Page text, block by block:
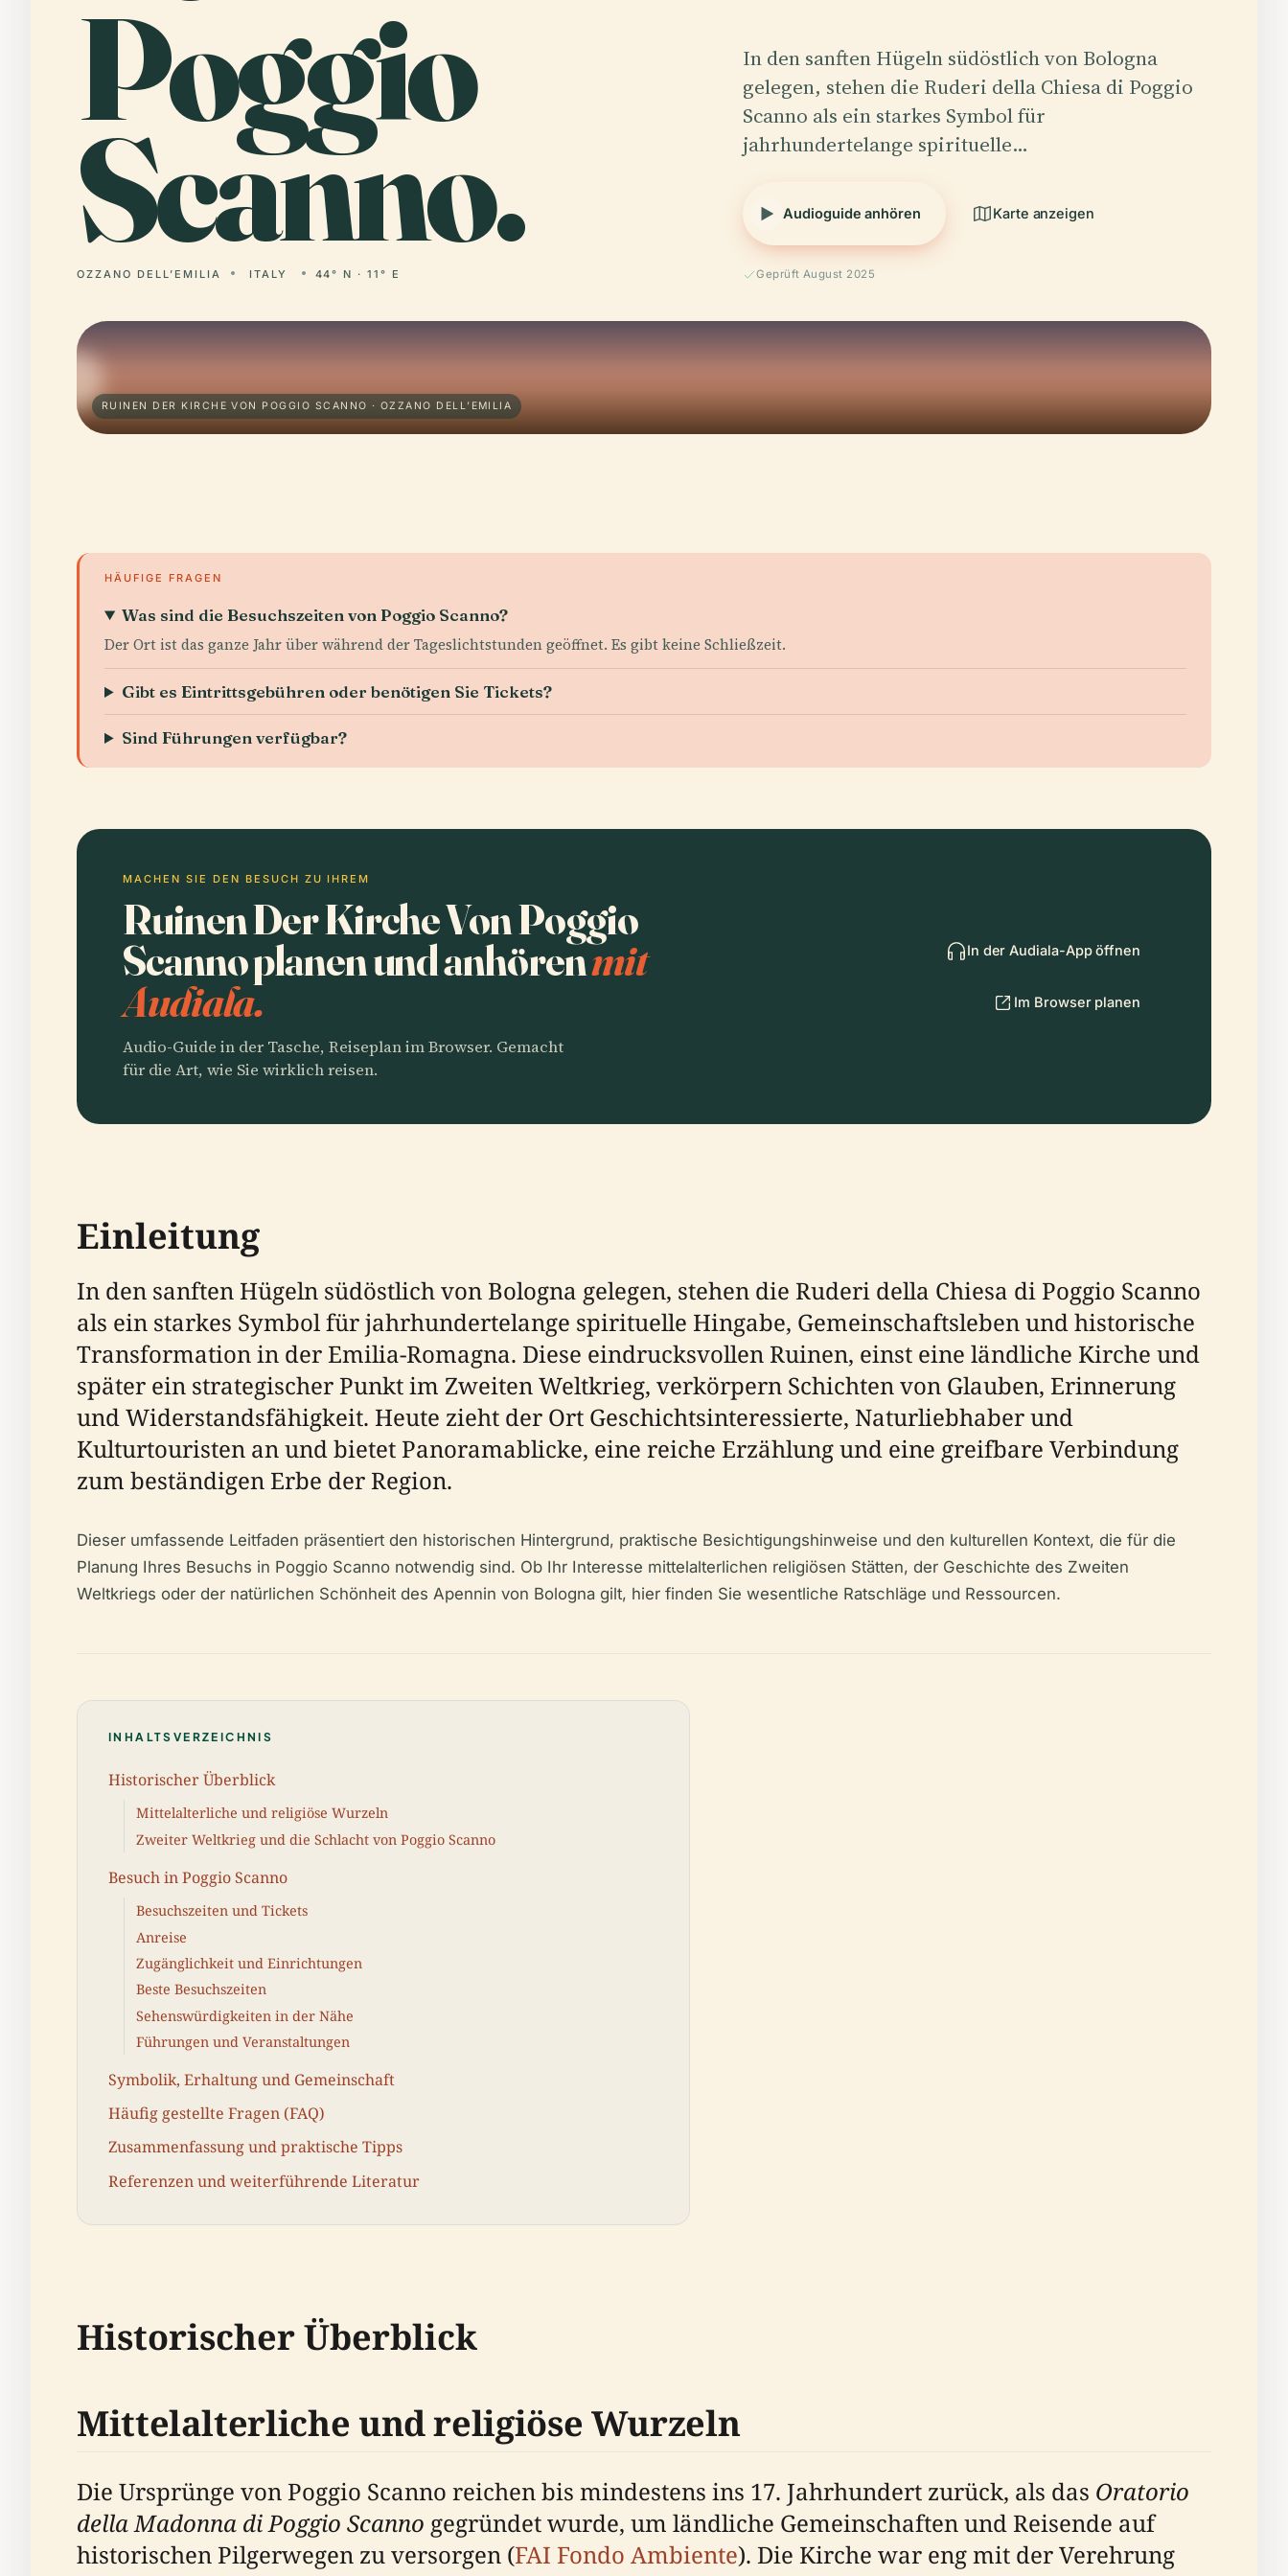
Poggio
Scanno.
OZZANO DELL’EMILIA ITALY 44° N · 11° E
In den sanften Hügeln südöstlich von Bologna
gelegen, stehen die Ruderi della Chiesa di Poggio
Scanno als ein starkes Symbol für
jahrhundertelange spirituelle…
Audioguide anhören Karte anzeigen
Geprüft August 2025
RUINEN DER KIRCHE VON POGGIO SCANNO · OZZANO DELL’EMILIA
HÄUFIGE FRAGEN
Was sind die Besuchszeiten von Poggio Scanno?
Der Ort ist das ganze Jahr über während der Tageslichtstunden geöffnet. Es gibt keine Schließzeit.
Gibt es Eintrittsgebühren oder benötigen Sie Tickets?
Sind Führungen verfügbar?
MACHEN SIE DEN BESUCH ZU IHREM
Ruinen Der Kirche Von Poggio
Scanno planen und anhörenmit
Audiala.
Audio-Guide in der Tasche, Reiseplan im Browser. Gemacht
für die Art, wie Sie wirklich reisen.
In der Audiala-App öffnen
Im Browser planen
Einleitung
In den sanften Hügeln südöstlich von Bologna gelegen, stehen die Ruderi della Chiesa di Poggio Scanno
als ein starkes Symbol für jahrhundertelange spirituelle Hingabe, Gemeinschaftsleben und historische
Transformation in der Emilia-Romagna. Diese eindrucksvollen Ruinen, einst eine ländliche Kirche und
später ein strategischer Punkt im Zweiten Weltkrieg, verkörpern Schichten von Glauben, Erinnerung
und Widerstandsfähigkeit. Heute zieht der Ort Geschichtsinteressierte, Naturliebhaber und
Kulturtouristen an und bietet Panoramablicke, eine reiche Erzählung und eine greifbare Verbindung
zum beständigen Erbe der Region.
Dieser umfassende Leitfaden präsentiert den historischen Hintergrund, praktische Besichtigungshinweise und den kulturellen Kontext, die für die
Planung Ihres Besuchs in Poggio Scanno notwendig sind. Ob Ihr Interesse mittelalterlichen religiösen Stätten, der Geschichte des Zweiten
Weltkriegs oder der natürlichen Schönheit des Apennin von Bologna gilt, hier finden Sie wesentliche Ratschläge und Ressourcen.
INHALTSVERZEICHNIS
Historischer Überblick
Mittelalterliche und religiöse Wurzeln
Zweiter Weltkrieg und die Schlacht von Poggio Scanno
Besuch in Poggio Scanno
Besuchszeiten und Tickets
Anreise
Zugänglichkeit und Einrichtungen
Beste Besuchszeiten
Sehenswürdigkeiten in der Nähe
Führungen und Veranstaltungen
Symbolik, Erhaltung und Gemeinschaft
Häufig gestellte Fragen (FAQ)
Zusammenfassung und praktische Tipps
Referenzen und weiterführende Literatur
Historischer Überblick
Mittelalterliche und religiöse Wurzeln
Die Ursprünge von Poggio Scanno reichen bis mindestens ins 17. Jahrhundert zurück, als das Oratorio
della Madonna di Poggio Scanno gegründet wurde, um ländliche Gemeinschaften und Reisende auf
historischen Pilgerwegen zu versorgen (FAI Fondo Ambiente). Die Kirche war eng mit der Verehrung